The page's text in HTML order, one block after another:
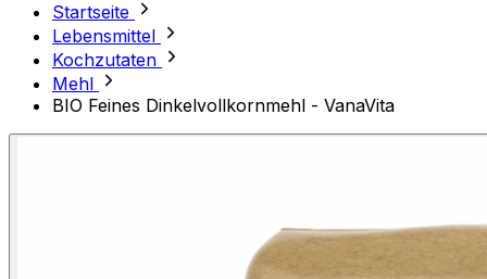
Startseite
Lebensmittel
Kochzutaten
Mehl
BIO Feines Dinkelvollkornmehl - VanaVita